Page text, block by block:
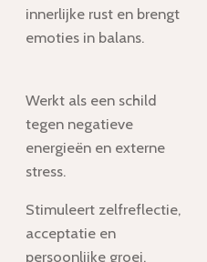
innerlijke rust en brengt
emoties in balans.
Werkt als een schild
tegen negatieve
energieën en externe
stress.
Stimuleert zelfreflectie,
acceptatie en
persoonlijke groei.